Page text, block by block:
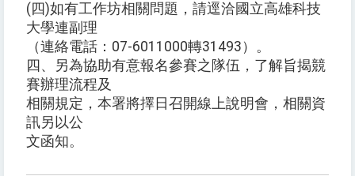
(四)如有工作坊相關問題，請逕洽國立高雄科技
大學連副理
（連絡電話：07-6011000轉31493）。
四、另為協助有意報名參賽之隊伍，了解旨揭競
賽辦理流程及
相關規定，本署將擇日召開線上說明會，相關資
訊另以公
文函知。